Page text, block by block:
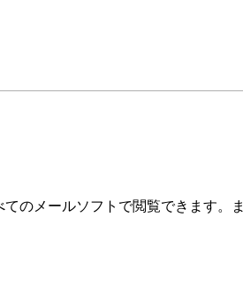
のメールソフトで閲覧できます。ま